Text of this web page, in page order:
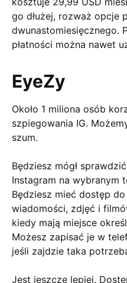
go dłużej, rozważ opcje
dwunastomiesięcznego.
płatności można nawet
EyeZy
Około 1 miliona osób
szpiegowania IG.
szum.
Będziesz mógł
Instagram na wybranym
Będziesz mieć dostęp
wiadomości, zdjęć i
kiedy mają miejsce
Możesz zapisać je w
jeśli zajdzie taka
Jest jeszcze lepiej.